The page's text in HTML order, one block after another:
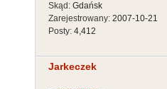
Skąd: Gdańsk
Zarejestrowany: 2007-10-21
Posty: 4,412
Jarkeczek